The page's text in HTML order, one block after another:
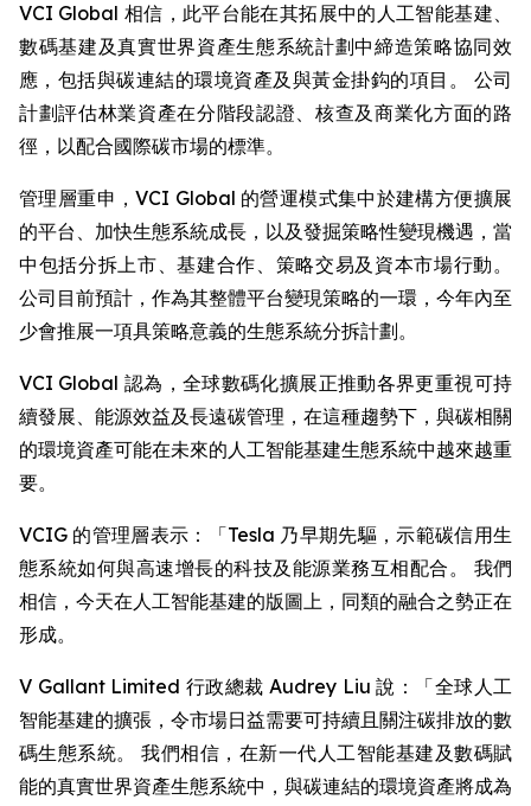
VCI Global 相信，此平台能在其拓展中的人工智能基建、
數碼基建及真實世界資產生態系統計劃中締造策略協同效
應，包括與碳連結的環境資產及與黃金掛鈎的項目。 公司
計劃評估林業資產在分階段認證、核查及商業化方面的路
徑，以配合國際碳市場的標準。
管理層重申，VCI Global 的營運模式集中於建構方便擴展
的平台、加快生態系統成長，以及發掘策略性變現機遇，當
中包括分拆上市、基建合作、策略交易及資本市場行動。
公司目前預計，作為其整體平台變現策略的一環，今年內至
少會推展一項具策略意義的生態系統分拆計劃。
VCI Global 認為，全球數碼化擴展正推動各界更重視可持
續發展、能源效益及長遠碳管理，在這種趨勢下，與碳相關
的環境資產可能在未來的人工智能基建生態系統中越來越重
要。
VCIG 的管理層表示：「Tesla 乃早期先驅，示範碳信用生
態系統如何與高速增長的科技及能源業務互相配合。 我們
相信，今天在人工智能基建的版圖上，同類的融合之勢正在
形成。
V Gallant Limited 行政總裁 Audrey Liu 說：「全球人工
智能基建的擴張，令市場日益需要可持續且關注碳排放的數
碼生態系統。 我們相信，在新一代人工智能基建及數碼賦
能的真實世界資產生態系統中，與碳連結的環境資產將成為